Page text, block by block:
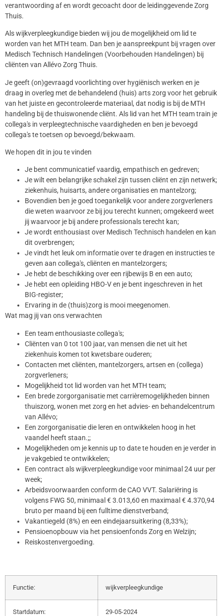
verantwoording af en wordt gecoacht door de leidinggevende Zorg
Thuis.
Als wijkverpleegkundige bieden wij jou de mogelijkheid om lid te
worden van het MTH team. Dan ben je aanspreekpunt bij vragen over
Medisch Technisch Handelingen (Voorbehouden Handelingen) bij
cliënten van Allévo Zorg Thuis.
Je geeft (on)gevraagd voorlichting over hygiënisch werken en je
draag in overleg met de behandelend (huis) arts zorg voor het gebruik
van het juiste en gecontroleerde materiaal, dat nodig is bij de MTH
handeling bij de thuiswonende cliënt. Als lid van het MTH team train je
collega's in verpleegtechnische vaardigheden en ben je bevoegd
collega's te toetsen op bevoegd/bekwaam.
We hopen dit in jou te vinden
Je bent communicatief vaardig, empathisch en gedreven;
Je wilt een belangrijke schakel zijn tussen cliënt en zijn netwerk;
ziekenhuis, huisarts, andere organisaties en mantelzorg;
Bovendien ben je goed toegankelijk voor andere zorgverleners
die weten waarvoor ze bij jou terecht kunnen; omgekeerd weet
jij waarvoor je bij andere professionals terecht kan;
Je wordt enthousiast over Medisch Technisch handelen en kan
dit overbrengen;
Je vindt het leuk om informatie over te dragen en instructies te
geven aan collega's, cliënten en mantelzorgers;
Je hebt de beschikking over een rijbewijs B en een auto;
Je hebt een opleiding HBO-V en je bent ingeschreven in het
BIG-register;
Ervaring in de (thuis)zorg is mooi meegenomen.
Wat mag jij van ons verwachten
Een team enthousiaste collega's;
Cliënten van 0 tot 100 jaar, van mensen die net uit het
ziekenhuis komen tot kwetsbare ouderen;
Contacten met cliënten, mantelzorgers, artsen en (collega)
zorgverleners;
Mogelijkheid tot lid worden van het MTH team;
Een brede zorgorganisatie met carrièremogelijkheden binnen
thuiszorg, wonen met zorg en het advies- en behandelcentrum
van Allévo;
Een zorgorganisatie die leren en ontwikkelen hoog in het
vaandel heeft staan.;;
Mogelijkheden om je kennis up to date te houden en je verder in
je vakgebied te ontwikkelen;
Een contract als wijkverpleegkundige voor minimaal 24 uur per
week;
Arbeidsvoorwaarden conform de CAO VVT. Salariëring is
volgens FWG 50, minimaal € 3.013,60 en maximaal € 4.370,94
bruto per maand bij een fulltime dienstverband;
Vakantiegeld (8%) en een eindejaarsuitkering (8,33%);
Pensioenopbouw via het pensioenfonds Zorg en Welzijn;
Reiskostenvergoeding.
Functie: wijkverpleegkundige
Startdatum: 29-05-2024